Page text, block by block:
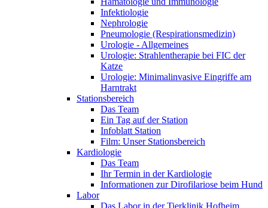
Infektiologie
Nephrologie
Pneumologie (Respirationsmedizin)
Urologie - Allgemeines
Urologie: Strahlentherapie bei FIC der
Katze
Urologie: Minimalinvasive Eingriffe am
Harntrakt
Stationsbereich
Das Team
Ein Tag auf der Station
Infoblatt Station
Film: Unser Stationsbereich
Kardiologie
Das Team
Ihr Termin in der Kardiologie
Informationen zur Dirofilariose beim Hund
Labor
Das Labor in der Tierklinik Hofheim